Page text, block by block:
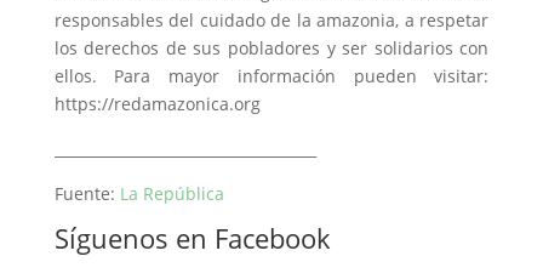
responsables del cuidado de la amazonia, a respetar
los derechos de sus pobladores y ser solidarios con
ellos. Para mayor información pueden visitar:
https://redamazonica.org
Fuente: La República
Síguenos en Facebook